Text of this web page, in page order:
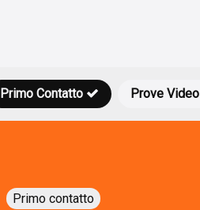
Prove Video
Primo Contatto
Primo contatto